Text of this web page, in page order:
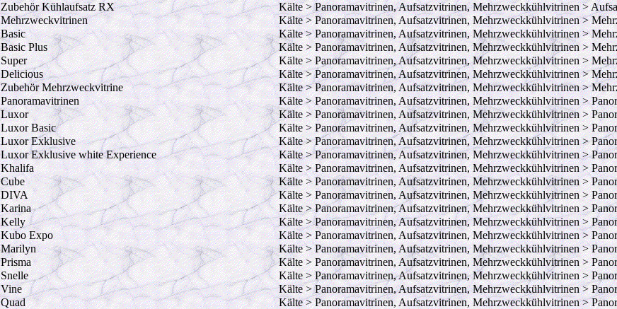
Zubehör Kühlaufsatz RX
Kälte > Panoramavitrinen, Aufsatzvitrinen, Mehrzweckkühlvitrinen >
Mehrzweckvitrinen
Kälte > Panoramavitrinen, Aufsatzvitrinen, Mehrzweckkühlvitrinen >
Basic
Kälte > Panoramavitrinen, Aufsatzvitrinen, Mehrzweckkühlvitrinen >
Basic Plus
Kälte > Panoramavitrinen, Aufsatzvitrinen, Mehrzweckkühlvitrinen >
Super
Kälte > Panoramavitrinen, Aufsatzvitrinen, Mehrzweckkühlvitrinen >
Delicious
Kälte > Panoramavitrinen, Aufsatzvitrinen, Mehrzweckkühlvitrinen >
Zubehör Mehrzweckvitrine
Kälte > Panoramavitrinen, Aufsatzvitrinen, Mehrzweckkühlvitrinen >
Panoramavitrinen
Kälte > Panoramavitrinen, Aufsatzvitrinen, Mehrzweckkühlvitrinen >
Luxor
Kälte > Panoramavitrinen, Aufsatzvitrinen, Mehrzweckkühlvitrinen >
Luxor Basic
Kälte > Panoramavitrinen, Aufsatzvitrinen, Mehrzweckkühlvitrinen >
Luxor Exklusive
Kälte > Panoramavitrinen, Aufsatzvitrinen, Mehrzweckkühlvitrinen >
Luxor Exklusive white Experience
Kälte > Panoramavitrinen, Aufsatzvitrinen, Mehrzweckkühlvitrinen >
Khalifa
Kälte > Panoramavitrinen, Aufsatzvitrinen, Mehrzweckkühlvitrinen >
Cube
Kälte > Panoramavitrinen, Aufsatzvitrinen, Mehrzweckkühlvitrinen >
DIVA
Kälte > Panoramavitrinen, Aufsatzvitrinen, Mehrzweckkühlvitrinen >
Karina
Kälte > Panoramavitrinen, Aufsatzvitrinen, Mehrzweckkühlvitrinen >
Kelly
Kälte > Panoramavitrinen, Aufsatzvitrinen, Mehrzweckkühlvitrinen >
Kubo Expo
Kälte > Panoramavitrinen, Aufsatzvitrinen, Mehrzweckkühlvitrinen >
Marilyn
Kälte > Panoramavitrinen, Aufsatzvitrinen, Mehrzweckkühlvitrinen >
Prisma
Kälte > Panoramavitrinen, Aufsatzvitrinen, Mehrzweckkühlvitrinen >
Snelle
Kälte > Panoramavitrinen, Aufsatzvitrinen, Mehrzweckkühlvitrinen >
Vine
Kälte > Panoramavitrinen, Aufsatzvitrinen, Mehrzweckkühlvitrinen >
Quad
Kälte > Panoramavitrinen, Aufsatzvitrinen, Mehrzweckkühlvitrinen >